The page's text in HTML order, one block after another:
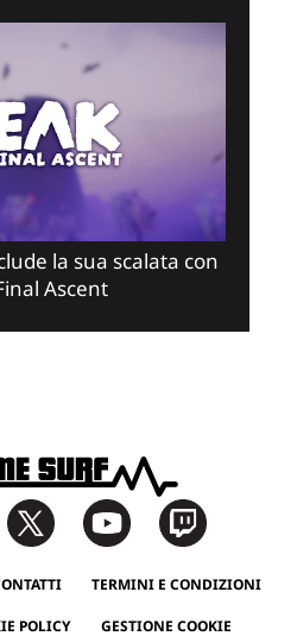
la sua scalata con
Ascent
TERMINI E CONDIZIONI
POLICY GESTIONE COOKIE